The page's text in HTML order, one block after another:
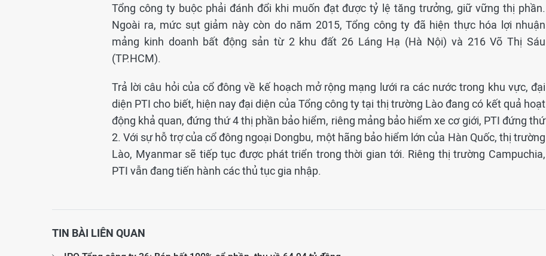
Tổng công ty buộc phải đánh đổi khi muốn đạt được tỷ lệ tăng trưởng, giữ vững thị phần.
Ngoài ra, mức sụt giảm này còn do năm 2015, Tổng công ty đã hiện thực hóa lợi nhuận
mảng kinh doanh bất động sản từ 2 khu đất 26 Láng Hạ (Hà Nội) và 216 Võ Thị Sáu
(TP.HCM).
Trả lời câu hỏi của cổ đông về kế hoạch mở rộng mạng lưới ra các nước trong khu vực, đại
diện PTI cho biết, hiện nay đại diện của Tổng công ty tại thị trường Lào đang có kết quả hoạt
động khả quan, đứng thứ 4 thị phần bảo hiểm, riêng mảng bảo hiểm xe cơ giới, PTI đứng thứ
2. Với sự hỗ trợ của cổ đông ngoại Dongbu, một hãng bảo hiểm lớn của Hàn Quốc, thị trường
Lào, Myanmar sẽ tiếp tục được phát triển trong thời gian tới. Riêng thị trường Campuchia,
PTI vẫn đang tiến hành các thủ tục gia nhập.
TIN BÀI LIÊN QUAN